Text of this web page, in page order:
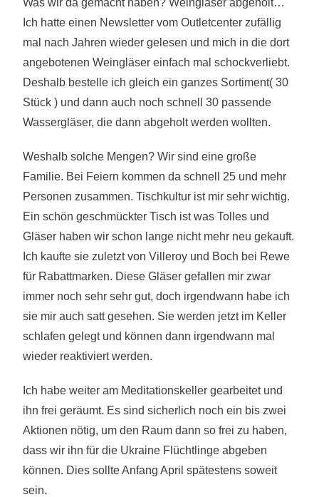
Was wir da gemacht haben? Weingläser abgeholt…
Ich hatte einen Newsletter vom Outletcenter zufällig
mal nach Jahren wieder gelesen und mich in die dort
angebotenen Weingläser einfach mal schockverliebt.
Deshalb bestelle ich gleich ein ganzes Sortiment( 30
Stück ) und dann auch noch schnell 30 passende
Wassergläser, die dann abgeholt werden wollten.
Weshalb solche Mengen? Wir sind eine große
Familie. Bei Feiern kommen da schnell 25 und mehr
Personen zusammen. Tischkultur ist mir sehr wichtig.
Ein schön geschmückter Tisch ist was Tolles und
Gläser haben wir schon lange nicht mehr neu gekauft.
Ich kaufte sie zuletzt von Villeroy und Boch bei Rewe
für Rabattmarken. Diese Gläser gefallen mir zwar
immer noch sehr sehr gut, doch irgendwann habe ich
sie mir auch satt gesehen. Sie werden jetzt im Keller
schlafen gelegt und können dann irgendwann mal
wieder reaktiviert werden.
Ich habe weiter am Meditationskeller gearbeitet und
ihn frei geräumt. Es sind sicherlich noch ein bis zwei
Aktionen nötig, um den Raum dann so frei zu haben,
dass wir ihn für die Ukraine Flüchtlinge abgeben
können. Dies sollte Anfang April spätestens soweit
sein.